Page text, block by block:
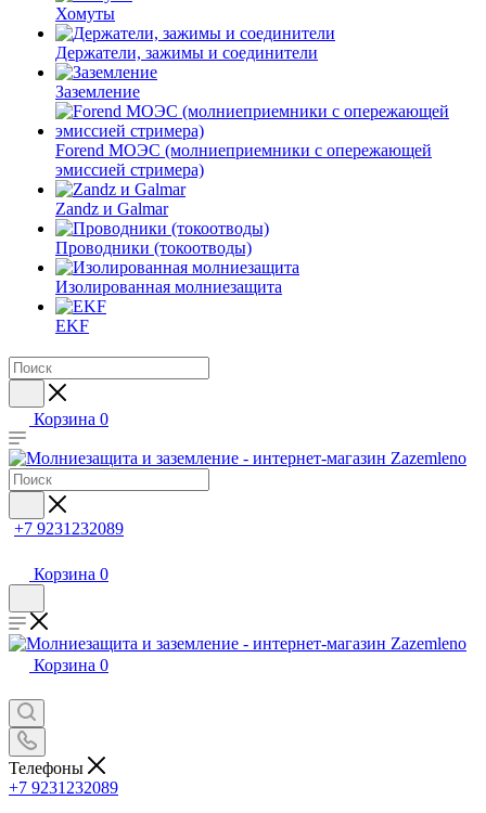
Хомуты
Держатели, зажимы и соединители
Заземление
Forend МОЭС (молниеприемники с опережающей
эмиссией стримера)
Zandz и Galmar
Проводники (токоотводы)
Изолированная молниезащита
EKF
Корзина 0
+7 9231232089
Корзина 0
Корзина 0
Телефоны
+7 9231232089